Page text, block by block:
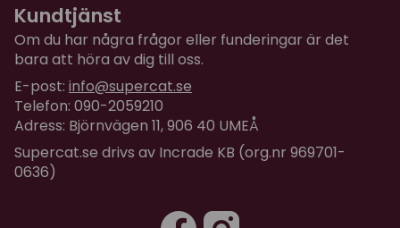
Kundtjänst
Om du har några frågor eller funderingar är det
bara att höra av dig till oss.
E-post: info@supercat.se
Telefon: 090-2059210
Adress: Björnvägen 11, 906 40 UMEÅ
Supercat.se drivs av Incrade KB (org.nr 969701-
0636)